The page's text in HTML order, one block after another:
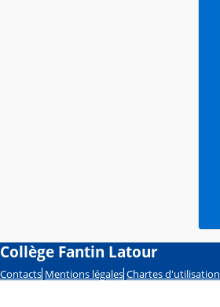
Collège Fantin Latour
Contacts Mentions légales Chartes d'utilisation